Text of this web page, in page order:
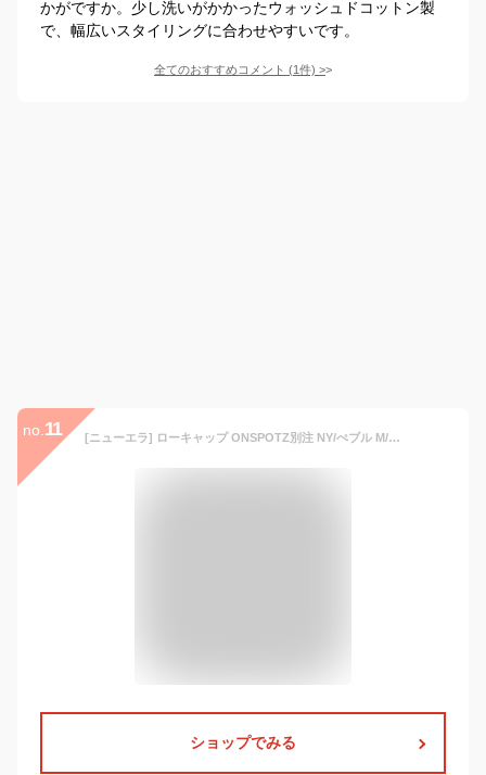
かがですか。少し洗いがかかったウォッシュドコットン製
で、幅広いスタイリングに合わせやすいです。
全てのおすすめコメント (1件) >
no. 11 [ニューエラ] ローキャップ ONSPOTZ別注 NY/ぺブル M/L 9Twenty Long Visor Non-Washed Mlb New York Yankees
ショップでみる